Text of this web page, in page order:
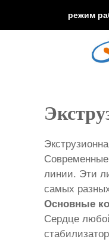
режим
линии. Эти
самых
Основные
Сердце